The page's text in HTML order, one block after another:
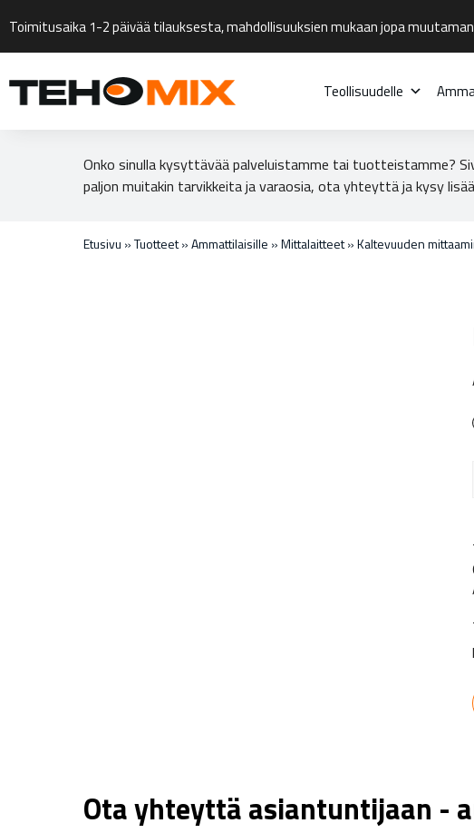
Toimitusaika 1-2 päivää tilauksesta, mahdollisuuksien mukaan jopa
Teollisuudelle
Onko sinulla kysyttävää palveluistamme tai tuotteistamme?
paljon muitakin tarvikkeita ja varaosia, ota yhteyttä ja kysy
Etusivu »Tuotteet»Ammattilaisille »Mittalaitteet»Kaltevuuden
Ota yhteyttä asiantuntijaan -